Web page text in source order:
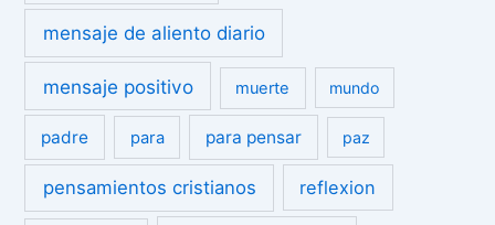
mensaje de aliento diario
mensaje positivo muerte mundo
padre para para pensar paz
pensamientos cristianos reflexion